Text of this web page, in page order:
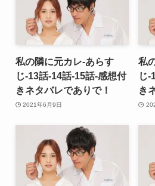
私の隣に元カレ-あらす
じ-13話-14話-15話-感想付
きネタバレでありで！
2021年6月9日
私
じ-
き